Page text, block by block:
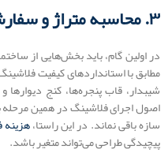
۳. محاسبه متراژ و سفارش ساخت
در اولین گام، باید بخش‌هایی از
مطابق با استانداردهای کیفیت
شیبدار، قاب پنجره‌ها، کنج
اصول اجرای فلاشینگ در همین
سازه باقی نماند. در این راستا،
پیچیدگی طراحی می‌تواند متغیر باشد.